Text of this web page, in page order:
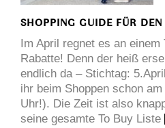
SHOPPING GUIDE FÜR
Im April regnet es an einem
Rabatte! Denn der heiß
endlich da – Stichtag:
ihr beim Shoppen schon
Uhr!). Die Zeit ist also
seine gesamte To Buy Liste